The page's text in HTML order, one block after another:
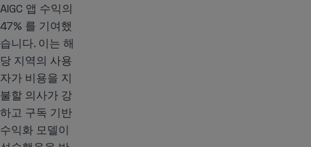
AIGC 앱 수익의
47% 를 기여했
습니다. 이는 해
당 지역의 사용
자가 비용을 지
불할 의사가 강
하고 구독 기반
수익화 모델이